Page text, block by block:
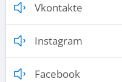
Vkontakte
Instagram
Facebook